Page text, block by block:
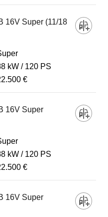
16V Super (11/18
kW
120 PS
€
16V Super
kW
120 PS
€
16V Super